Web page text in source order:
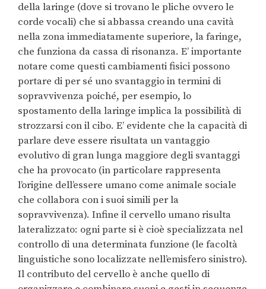
della laringe (dove si trovano le pliche ovvero le
corde vocali) che si abbassa creando una cavità
nella zona immediatamente superiore, la faringe,
che funziona da cassa di risonanza. E’ importante
notare come questi cambiamenti fisici possono
portare di per sé uno svantaggio in termini di
sopravvivenza poiché, per esempio, lo
spostamento della laringe implica la possibilità di
strozzarsi con il cibo. E’ evidente che la capacità di
parlare deve essere risultata un vantaggio
evolutivo di gran lunga maggiore degli svantaggi
che ha provocato (in particolare rappresenta
l’origine dell’essere umano come animale sociale
che collabora con i suoi simili per la
sopravvivenza). Infine il cervello umano risulta
lateralizzato: ogni parte si è cioè specializzata nel
controllo di una determinata funzione (le facoltà
linguistiche sono localizzate nell’emisfero sinistro).
Il contributo del cervello è anche quello di